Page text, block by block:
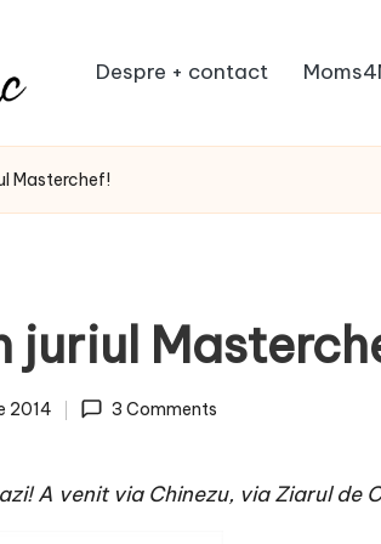
Despre + contact
Masterchef!
juriul
2014 3 Comments
A venit via Chinezu, viaZiarul de